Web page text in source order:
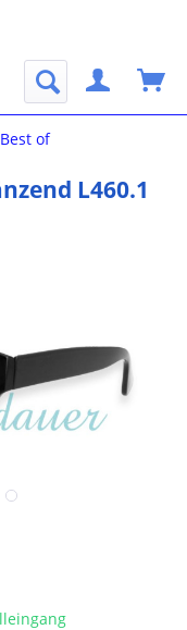
of
L460.1